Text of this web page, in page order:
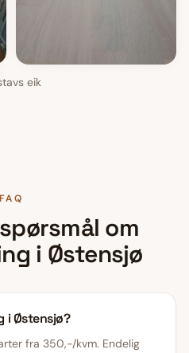
eik
FAQ
om
i Østensjø
i Østensjø?
fra 350,-/kvm. Endelig